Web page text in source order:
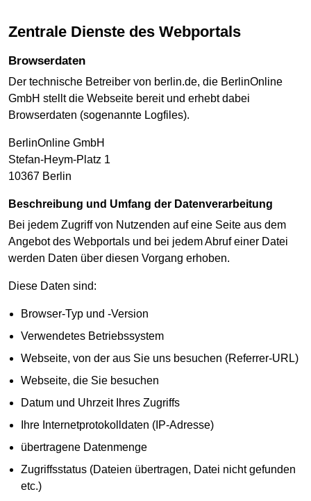
Zentrale Dienste des Webportals
Browserdaten
Der technische Betreiber von berlin.de, die BerlinOnline
GmbH stellt die Webseite bereit und erhebt dabei
Browserdaten (sogenannte Logfiles).
BerlinOnline GmbH
Stefan-Heym-Platz 1
10367 Berlin
Beschreibung und Umfang der Datenverarbeitung
Bei jedem Zugriff von Nutzenden auf eine Seite aus dem
Angebot des Webportals und bei jedem Abruf einer Datei
werden Daten über diesen Vorgang erhoben.
Diese Daten sind:
Browser-Typ und -Version
Verwendetes Betriebssystem
Webseite, von der aus Sie uns besuchen (Referrer-URL)
Webseite, die Sie besuchen
Datum und Uhrzeit Ihres Zugriffs
Ihre Internetprotokolldaten (IP-Adresse)
übertragene Datenmenge
Zugriffsstatus (Dateien übertragen, Datei nicht gefunden
etc.)